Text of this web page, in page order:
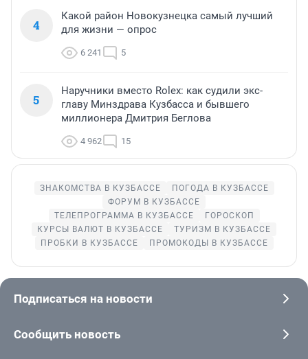
4
Какой район Новокузнецка самый лучший
для жизни — опрос
6 241 5
5
Наручники вместо Rolex: как судили экс-
главу Минздрава Кузбасса и бывшего
миллионера Дмитрия Беглова
4 962 15
ЗНАКОМСТВА В КУЗБАССЕ
ПОГОДА В КУЗБАССЕ
ФОРУМ В КУЗБАССЕ
ТЕЛЕПРОГРАММА В КУЗБАССЕ
ГОРОСКОП
КУРСЫ ВАЛЮТ В КУЗБАССЕ
ТУРИЗМ В КУЗБАССЕ
ПРОБКИ В КУЗБАССЕ
ПРОМОКОДЫ В КУЗБАССЕ
Подписаться на новости
Сообщить новость